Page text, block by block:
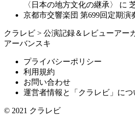
〈日本の地方文化の継承〉
に
京都市交響楽団 第699回定期演
クラレビ > 公演記録＆レビューアー
アーバンスキ
プライバシーポリシー
利用規約
お問い合わせ
運営者情報と「クラレビ」につ
© 2021 クラレビ